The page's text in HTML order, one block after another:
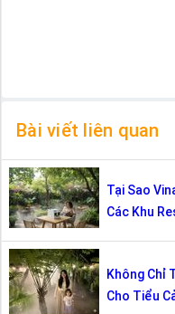
Bài viết liên quan
Tại Sao
Các Khu
Không Chỉ
Cho Tiểu